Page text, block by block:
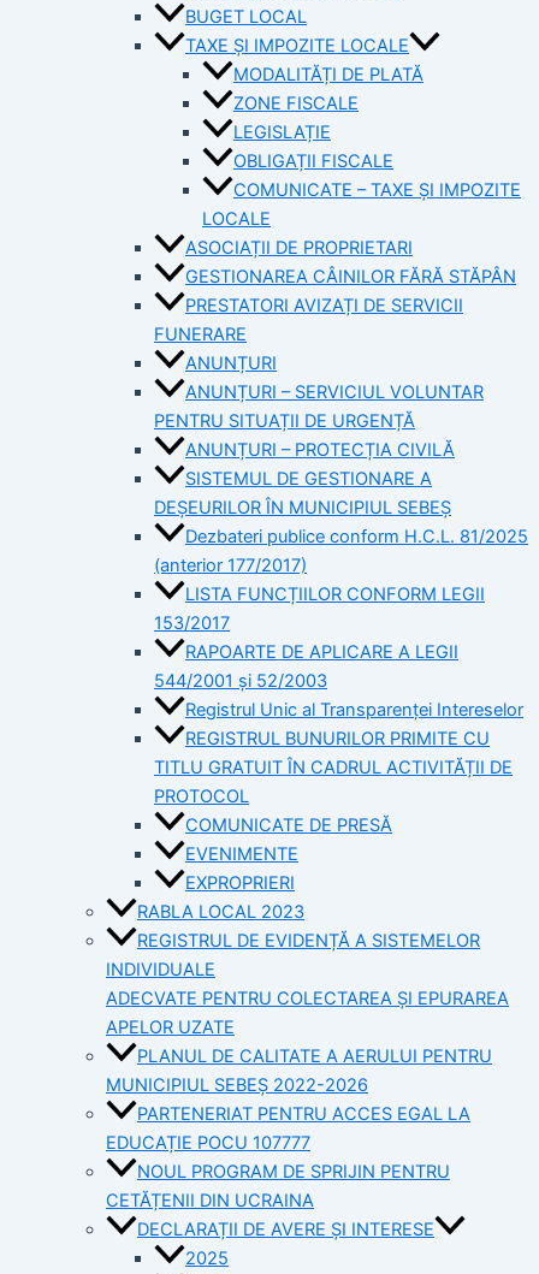
BUGET LOCAL
TAXE ȘI IMPOZITE LOCALE
MODALITĂȚI DE PLATĂ
ZONE FISCALE
LEGISLAȚIE
OBLIGAȚII FISCALE
COMUNICATE – TAXE ȘI IMPOZITE
LOCALE
ASOCIAȚII DE PROPRIETARI
GESTIONAREA CÂINILOR FĂRĂ STĂPÂN
PRESTATORI AVIZAȚI DE SERVICII
FUNERARE
ANUNȚURI
ANUNȚURI – SERVICIUL VOLUNTAR
PENTRU SITUAȚII DE URGENȚĂ
ANUNȚURI – PROTECȚIA CIVILĂ
SISTEMUL DE GESTIONARE A
DEȘEURILOR ÎN MUNICIPIUL SEBEȘ
Dezbateri publice conform H.C.L. 81/2025
(anterior 177/2017)
LISTA FUNCȚIILOR CONFORM LEGII
153/2017
RAPOARTE DE APLICARE A LEGII
544/2001 și 52/2003
Registrul Unic al Transparenței Intereselor
REGISTRUL BUNURILOR PRIMITE CU
TITLU GRATUIT ÎN CADRUL ACTIVITĂȚII DE
PROTOCOL
COMUNICATE DE PRESĂ
EVENIMENTE
EXPROPRIERI
RABLA LOCAL 2023
REGISTRUL DE EVIDENȚĂ A SISTEMELOR
INDIVIDUALE
ADECVATE PENTRU COLECTAREA ȘI EPURAREA
APELOR UZATE
PLANUL DE CALITATE A AERULUI PENTRU
MUNICIPIUL SEBEȘ 2022-2026
PARTENERIAT PENTRU ACCES EGAL LA
EDUCAȚIE POCU 107777
NOUL PROGRAM DE SPRIJIN PENTRU
CETĂȚENII DIN UCRAINA
DECLARAȚII DE AVERE ȘI INTERESE
2025